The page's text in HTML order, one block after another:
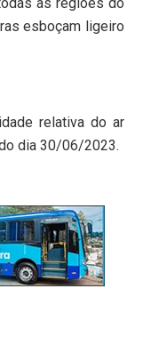
as regiões do
esboçam ligeiro
relativa do ar
dia 30/06/2023.